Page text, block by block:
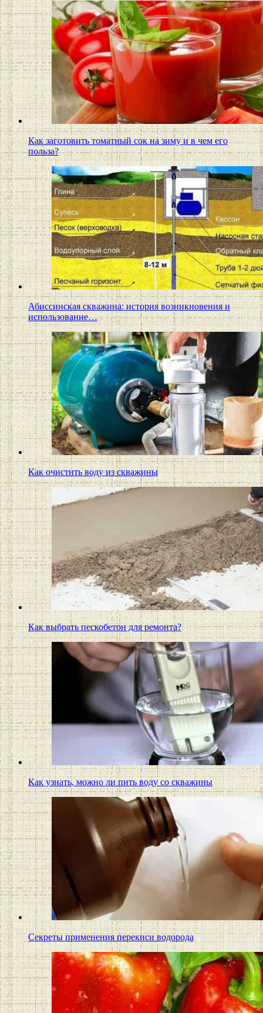
Как заготовить томатный сок на зиму и в чем его
польза?
Абиссинская скважина: история возникновения и
использование…
Как очистить воду из скважины
Как выбрать пескобетон для ремонта?
Как узнать, можно ли пить воду со скважины
Секреты применения перекиси водорода